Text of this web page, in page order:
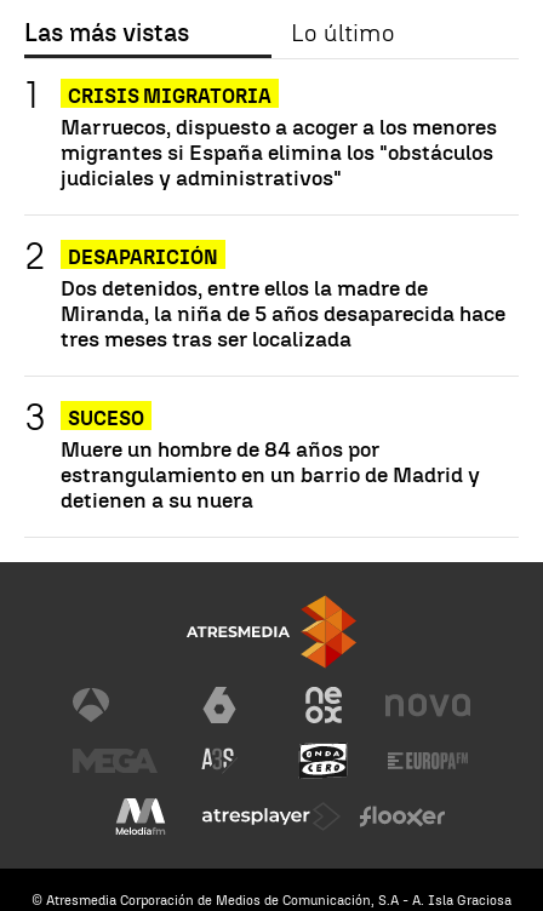
Las más vistas Lo último
CRISIS MIGRATORIA
Marruecos, dispuesto a acoger a los menores
migrantes si España elimina los "obstáculos
judiciales y administrativos"
DESAPARICIÓN
Dos detenidos, entre ellos la madre de
Miranda, la niña de 5 años desaparecida hace
tres meses tras ser localizada
SUCESO
Muere un hombre de 84 años por
estrangulamiento en un barrio de Madrid y
detienen a su nuera
© Atresmedia Corporación de Medios de Comunicación, S.A - A. Isla Graciosa